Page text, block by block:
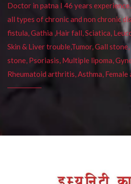
Doctor in patna I 46 years
all types of chronic and non chronic
fistula, Gathia ,Hair fall, Sciatica,
Skin & Liver trouble,Tumor, Gall
stone, Psoriasis, Multiple lipoma,
Rheumatoid arthritis, Asthma, Female